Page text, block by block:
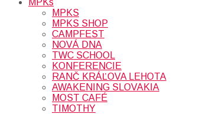
MPKs
MPKS
MPKS SHOP
CAMPFEST
NOVÁ DNA
TWC SCHOOL
KONFERENCIE
RANČ KRÁĽOVA LEHOTA
AWAKENING SLOVAKIA
MOST CAFÉ
TIMOTHY